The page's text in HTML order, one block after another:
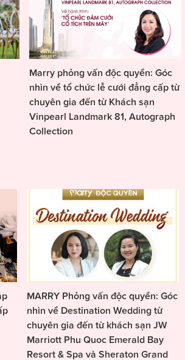
Marry phỏng vấn độc quyền: Góc
nhìn về tổ chức lễ cưới đẳng cấp từ
chuyên gia đến từ Khách sạn
Vinpearl Landmark 81, Autograph
Collection
MARRY Phỏng vấn độc quyền: Góc
nhìn về Destination Wedding từ
chuyên gia đến từ khách sạn JW
Marriott Phu Quoc Emerald Bay
Resort & Spa và Sheraton Grand